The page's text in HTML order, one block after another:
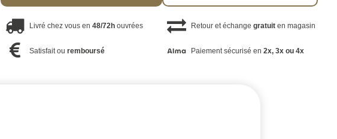
Livré chez vous en48/72h ouvrées Retour et échange gratuiten magasin
Satisfait ouremboursé Paiement sécurisé en 2x, 3x ou 4x